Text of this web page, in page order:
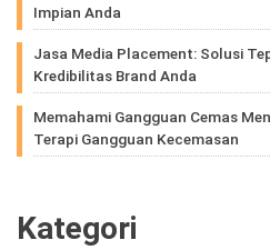
Impian Anda
Jasa Media Placement: Solusi
Kredibilitas Brand Anda
Memahami Gangguan Cemas
Terapi Gangguan Kecemasan
Kategori